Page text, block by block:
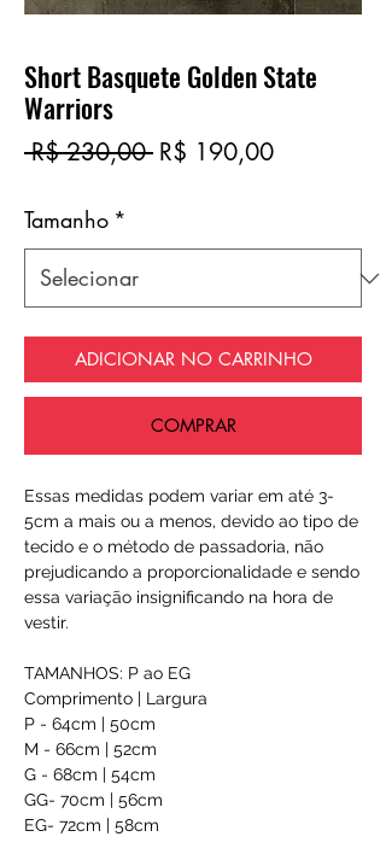
Short Basquete Golden State
Warriors
R$ 230,00 Preço
R$ 190,00Preço
Tamanho *
ADICIONAR NO CARRINHO
COMPRAR
Essas medidas podem variar em até 3-
5cm a mais ou a menos, devido ao tipo de
tecido e o método de passadoria, não
prejudicando a proporcionalidade e sendo
essa variação insignificando na hora de
vestir.
TAMANHOS: P ao EG
Comprimento | Largura
P - 64cm | 50cm
M - 66cm | 52cm
G - 68cm | 54cm
GG- 70cm | 56cm
EG- 72cm | 58cm